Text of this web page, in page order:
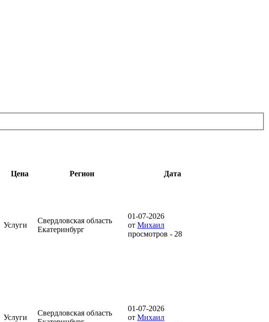
Цена Регион Дата
Услуги
Свердловская область
Екатеринбург
01-07-2026
от Михаил
просмотров - 28
Услуги
Свердловская область
01-07-2026
от Михаил